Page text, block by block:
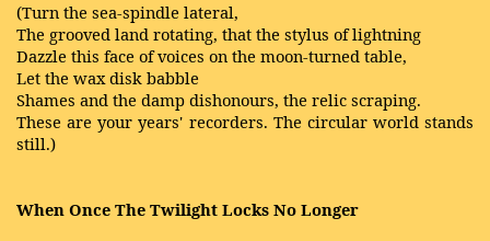
(Turn the sea-spindle lateral,
The grooved land rotating, that the stylus of lightning
Dazzle this face of voices on the moon-turned table,
Let the wax disk babble
Shames and the damp dishonours, the relic scraping.
These are your years' recorders. The circular world stands
still.)
When Once The Twilight Locks No Longer